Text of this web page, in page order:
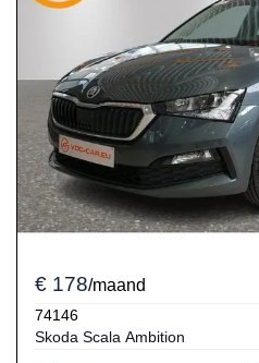
€ 178/maand
74146
Skoda Scala Ambition